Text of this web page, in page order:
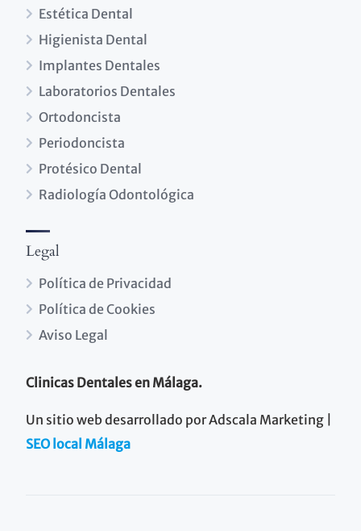
Estética Dental
Higienista Dental
Implantes Dentales
Laboratorios Dentales
Ortodoncista
Periodoncista
Protésico Dental
Radiología Odontológica
Legal
Política de Privacidad
Política de Cookies
Aviso Legal
Clinicas Dentales en Málaga.
Un sitio web desarrollado por Adscala Marketing |
SEO local Málaga